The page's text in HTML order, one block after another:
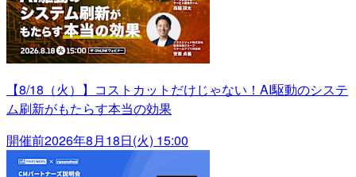
【8/18（火）】コストカットだけじゃない！AI駆動のシステ
ム刷新がもたらす本当の効果
開催前2026年8月18日(火) 15:00